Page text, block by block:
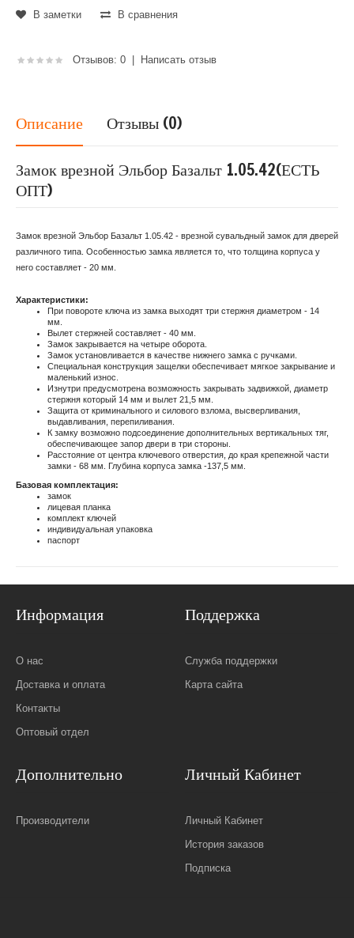
В заметки В сравнения
Отзывов: 0 | Написать отзыв
Описание Отзывы (0)
Замок врезной Эльбор Базальт 1.05.42(ЕСТЬ
ОПТ)
Замок врезной Эльбор Базальт 1.05.42 - врезной сувальдный замок для дверей
различного типа. Особенностью замка является то, что толщина корпуса у
него составляет - 20 мм.
Характеристики:
При повороте ключа из замка выходят три стержня диаметром - 14
мм.
Вылет стержней составляет - 40 мм.
Замок закрывается на четыре оборота.
Замок установливается в качестве нижнего замка с ручками.
Специальная конструкция защелки обеспечивает мягкое закрывание и
маленький износ.
Изнутри предусмотрена возможность закрывать задвижкой, диаметр
стержня который 14 мм и вылет 21,5 мм.
Защита от криминального и силового взлома, высверливания,
выдавливания, перепиливания.
К замку возможно подсоединение дополнительных вертикальных тяг,
обеспечивающее запор двери в три стороны.
Расстояние от центра ключевого отверстия, до края крепежной части
замки - 68 мм. Глубина корпуса замка -137,5 мм.
Базовая комплектация:
замок
лицевая планка
комплект ключей
индивидуальная упаковка
паспорт
Информация
О нас
Доставка и оплата
Контакты
Оптовый отдел
Поддержка
Служба поддержки
Карта сайта
Дополнительно
Производители
Личный Кабинет
Личный Кабинет
История заказов
Подписка